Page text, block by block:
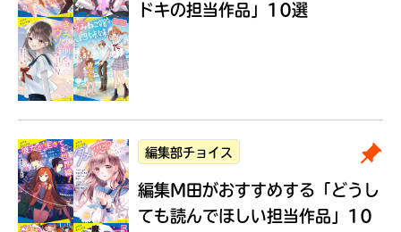
ドキの担当作品」10選
編集部チョイス
編集M田がおすすめする 「どうし
ても読んでほしい担当作品」10